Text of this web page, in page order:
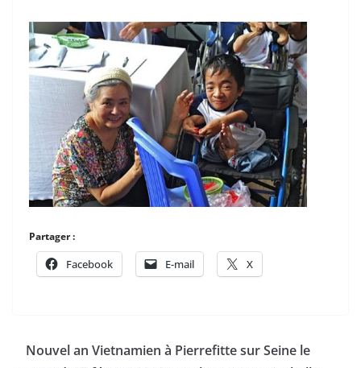
Partager :
Facebook E-mail X
Nouvel an Vietnamien à Pierrefitte sur Seine le